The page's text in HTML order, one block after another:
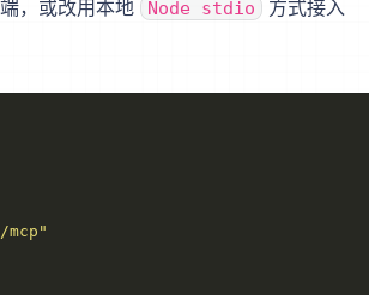
，或改用本地
Node stdio 方式接入